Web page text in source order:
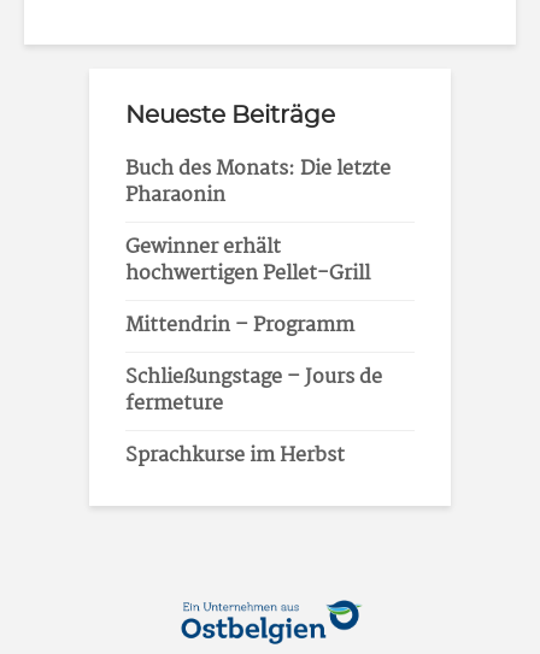
Neueste Beiträge
Buch des Monats: Die letzte
Pharaonin
Gewinner erhält
hochwertigen Pellet-Grill
Mittendrin – Programm
Schließungstage – Jours de
fermeture
Sprachkurse im Herbst